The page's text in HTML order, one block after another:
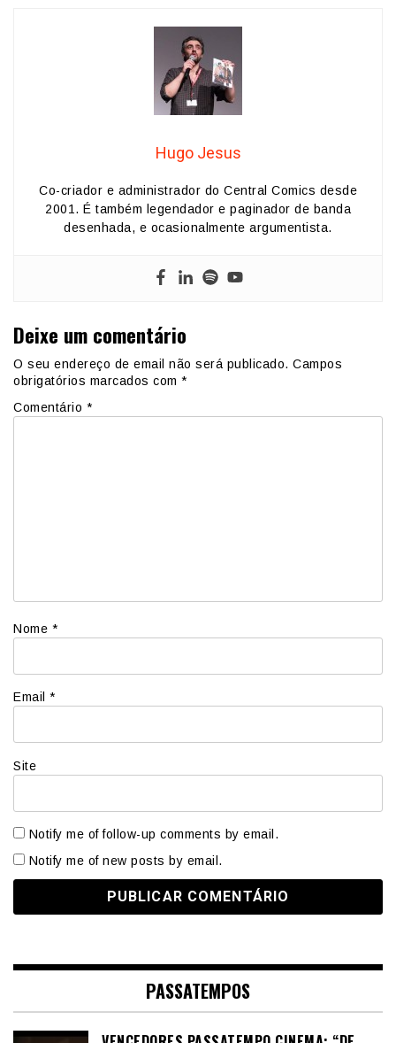
Hugo Jesus
Co-criador e administrador do Central Comics desde
2001. É também legendador e paginador de banda
desenhada, e ocasionalmente argumentista.
Deixe um comentário
O seu endereço de email não será publicado. Campos
obrigatórios marcados com *
Comentário *
Nome *
Email *
Site
Notify me of follow-up comments by email.
Notify me of new posts by email.
PASSATEMPOS